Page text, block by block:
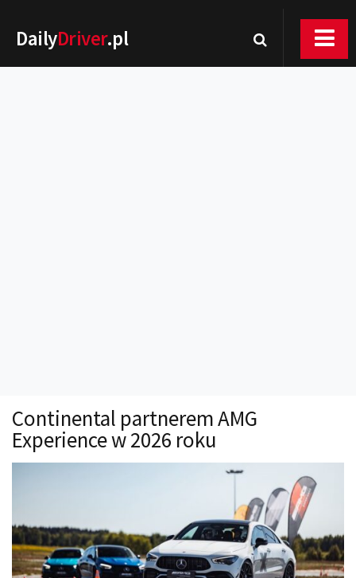
DailyDriver.pl
Technika jazdy
Oświetlenie
Auto z niemiec
Galerie
Continental partnerem AMG
Experience w 2026 roku